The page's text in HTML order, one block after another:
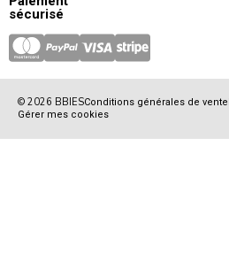
sécurisé
© 2026 BBIESConditions générales de vente
Gérer mes cookies